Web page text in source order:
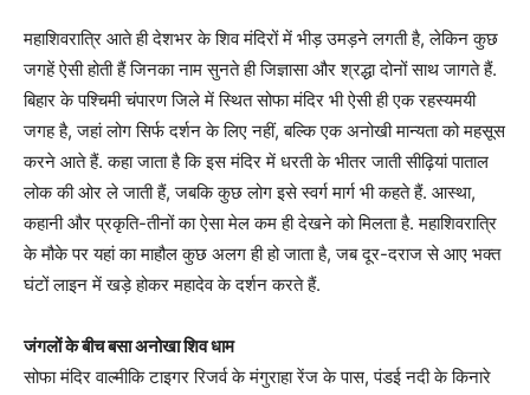
महाशिवरात्रि आते ही देशभर के शिव मंदिरों में भीड़ उमड़ने लगती है, लेकिन कुछ
जगहें ऐसी होती हैं जिनका नाम सुनते ही जिज्ञासा और श्रद्धा दोनों साथ जागते हैं.
बिहार के पश्चिमी चंपारण जिले में स्थित सोफा मंदिर भी ऐसी ही एक रहस्यमयी
जगह है, जहां लोग सिर्फ दर्शन के लिए नहीं, बल्कि एक अनोखी मान्यता को महसूस
करने आते हैं. कहा जाता है कि इस मंदिर में धरती के भीतर जाती सीढ़ियां पाताल
लोक की ओर ले जाती हैं, जबकि कुछ लोग इसे स्वर्ग मार्ग भी कहते हैं. आस्था,
कहानी और प्रकृति-तीनों का ऐसा मेल कम ही देखने को मिलता है. महाशिवरात्रि
के मौके पर यहां का माहौल कुछ अलग ही हो जाता है, जब दूर-दराज से आए भक्त
घंटों लाइन में खड़े होकर महादेव के दर्शन करते हैं.
जंगलों के बीच बसा अनोखा शिव धाम
सोफा मंदिर वाल्मीकि टाइगर रिजर्व के मंगुराहा रेंज के पास, पंडई नदी के किनारे